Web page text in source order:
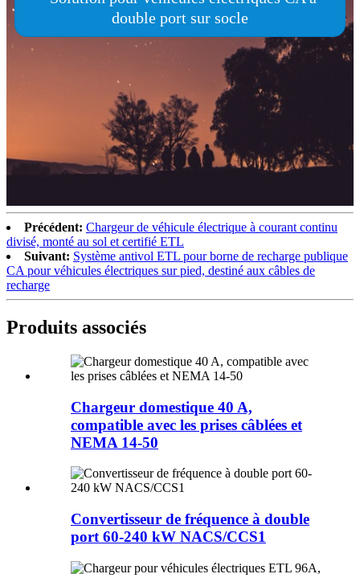
double port sur socle
Précédent: Chargeur de véhicule électrique à courant continu
divisé, monté au sol et certifié ETL
Suivant: Système antivol ETL pour borne de recharge publique
CA pour véhicules électriques sur pied, destiné aux câbles de
recharge
Produits associés
Chargeur domestique 40 A,
compatible avec les prises câblées et
NEMA 14-50
Convertisseur de fréquence à double
port 60-240 kW NACS/CCS1